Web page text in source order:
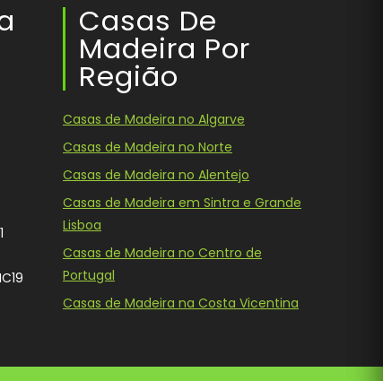
Casas De
Madeira Por
Região
Casas de Madeira no Algarve
Casas de Madeira no Norte
Casas de Madeira no Alentejo
Casas de Madeira em Sintra e Grande
Lisboa
Casas de Madeira no Centro de
Portugal
Casas de Madeira na Costa Vicentina